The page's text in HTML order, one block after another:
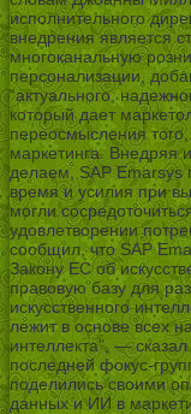
исполнительного
внедрения является
многоканальную
персонализации,
“актуального,
который дает
переосмысления
маркетинга. Внедряя
делаем, SAP Emarsys
время и усилия при
могли
удовлетворении
сообщил, что SAP
Закону ЕС об
правовую базу для
искусственного
лежит в основе всех
интеллекта”, —
последней фокус-
поделились своими
данных и ИИ в